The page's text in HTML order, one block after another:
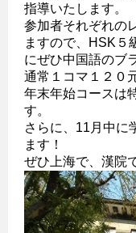
指導いたします。
参加者それぞれの
ますので、HSK５
にぜひ中国語のブ
通常１コマ１２０
年末年始コースは
す。
さらに、11月中に
ます！
ぜひ上海で、漢院